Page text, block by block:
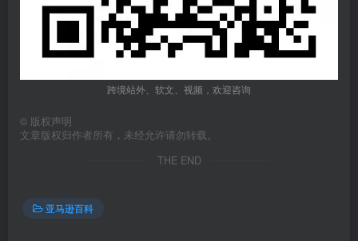
跨境站外、软文、视频，欢迎咨询
© 版权声明
文章版权归作者所有，未经允许请勿转载。
THE END
亚马逊百科